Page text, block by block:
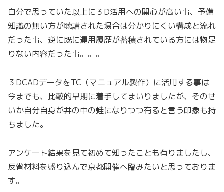
自分で思っていた以上に３D活用への関心が高い事、予備
知識の無い方が聴講された場合は分かりにくい構成と流れ
だった事、逆に既に運用履歴が蓄積されている方には物足
りない内容だった事。。。
３DCADデータをTC（マニュアル製作）に活用する事は
今までも、比較的早期に着手してまいりましたが、そのせ
いか自分自身が井の中の蛙になりつつ有ると言う印象も持
ちました。
アンケート結果を見て初めて知ったことも有りましたし、
反省材料を盛り込んで京都開催へ臨みたいと思っておりま
す。